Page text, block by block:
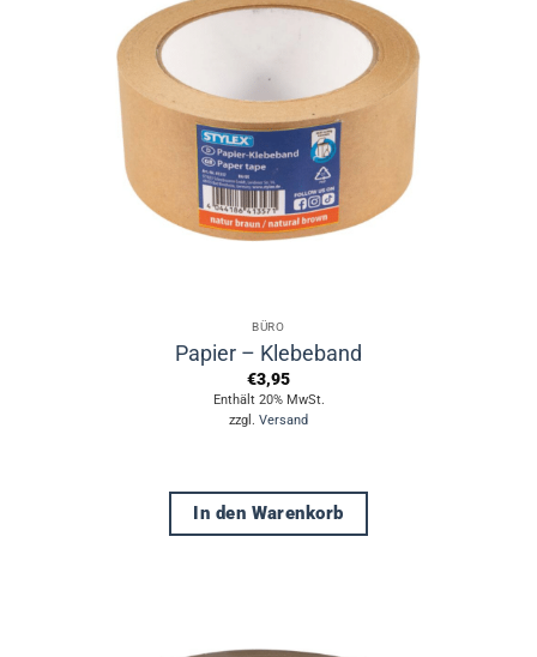
auf.
können
Produktseite
gewählt
werden
BÜRO
Papier – Klebeband
€3,95
Enthält 20% MwSt.
zzgl. Versand
In den Warenkorb